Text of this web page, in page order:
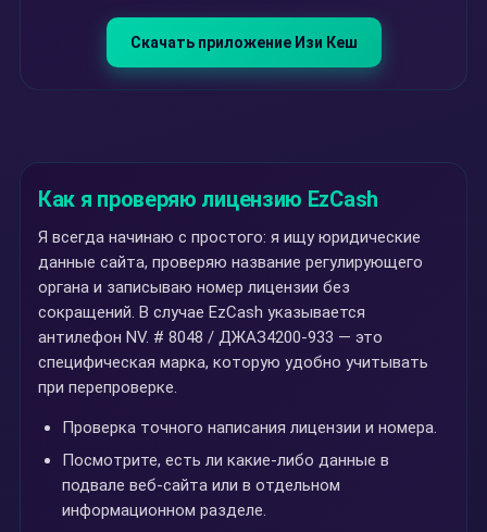
Скачать приложение Изи Кеш
Как я проверяю лицензию EzCash
Я всегда начинаю с простого: я ищу юридические
данные сайта, проверяю название регулирующего
органа и записываю номер лицензии без
сокращений. В случае EzCash указывается
антилефон NV. # 8048 / ДЖАЗ4200-933 — это
специфическая марка, которую удобно учитывать
при перепроверке.
Проверка точного написания лицензии и номера.
Посмотрите, есть ли какие-либо данные в
подвале веб-сайта или в отдельном
информационном разделе.